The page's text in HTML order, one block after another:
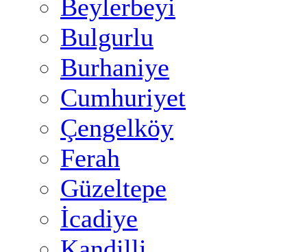
Beylerbeyi
Bulgurlu
Burhaniye
Cumhuriyet
Çengelköy
Ferah
Güzeltepe
İcadiye